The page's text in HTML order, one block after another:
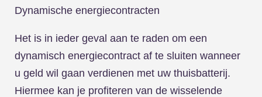
Dynamische energiecontracten
Het is in ieder geval aan te raden om een
dynamisch energiecontract af te sluiten wanneer
u geld wil gaan verdienen met uw thuisbatterij.
Hiermee kan je profiteren van de wisselende